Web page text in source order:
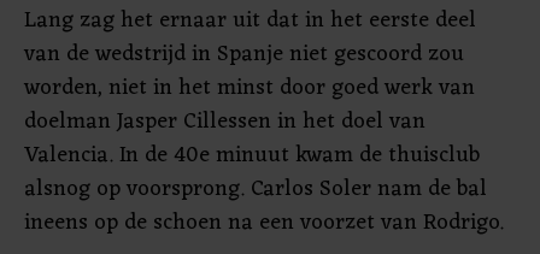
Lang zag het ernaar uit dat in het eerste deel
van de wedstrijd in Spanje niet gescoord zou
worden, niet in het minst door goed werk van
doelman Jasper Cillessen in het doel van
Valencia. In de 40e minuut kwam de thuisclub
alsnog op voorsprong. Carlos Soler nam de bal
ineens op de schoen na een voorzet van Rodrigo.